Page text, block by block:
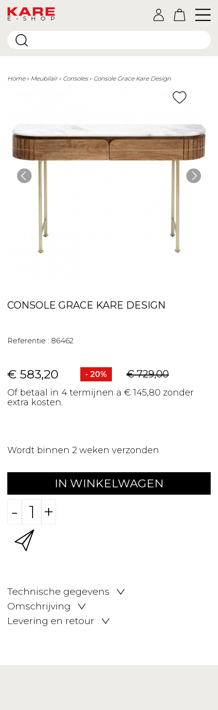
E-SHOP
Home Meubilair Consoles Console Grace Kare Design
CONSOLE GRACE KARE DESIGN
Referentie : 86462
€ 583,20 - 20% € 729,00
Of betaal in 4 termijnen a € 145,80 zonder
extra kosten.
Wordt binnen 2 weken verzonden
IN WINKELWAGEN
- +
Technische gegevens
Omschrijving
Levering en retour